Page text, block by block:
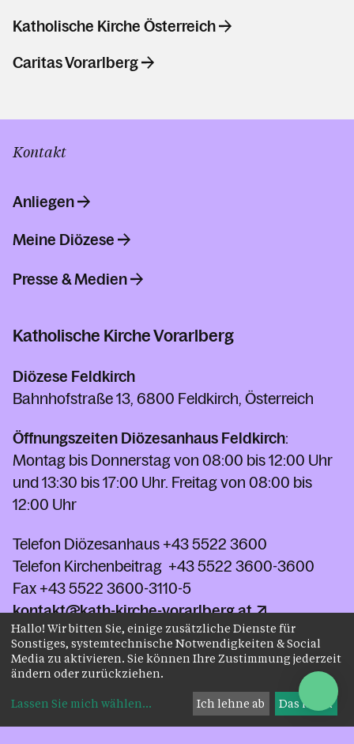
Katholische Kirche Österreich
Caritas Vorarlberg
Kontakt
Anliegen
Meine Diözese
Presse & Medien
Katholische Kirche Vorarlberg
Diözese Feldkirch
Bahnhofstraße 13, 6800 Feldkirch, Österreich
Öffnungszeiten Diözesanhaus Feldkirch:
Montag bis Donnerstag von 08:00 bis 12:00 Uhr
und 13:30 bis 17:00 Uhr. Freitag von 08:00 bis
12:00 Uhr
Telefon Diözesanhaus +43 5522 3600
Telefon Kirchenbeitrag +43 5522 3600-3600
Fax +43 5522 3600-3110-5
kontakt@kath-kirche-vorarlberg.at
Kontakt
Hallo! Wir bitten Sie, einige zusätzliche Dienste für
Sonstiges, systemtechnische Notwendigkeiten & Social
Media zu aktivieren. Sie können Ihre Zustimmung jederzeit
ändern oder zurückziehen.
Lassen Sie mich wählen... Ich lehne ab Das ist ok